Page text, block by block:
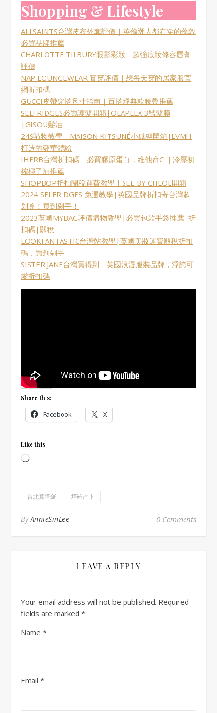
Shopping & Lifestyle
ALLSAINTS台灣皮衣外套評價｜英倫潮人都在穿的倫敦
必買品牌推薦
CHARLOTTE TILBURY眼影彩妝｜超強底妝修容唇膏
評價
NAP LOUNGEWEAR 實穿評價｜想每天穿的居家服官
網折扣碼
GUCCI皮帶穿搭尺寸指南｜百搭經典款腰帶推薦
SELFRIDGES必買護髮開箱|OLAPLEX 3號髮膜
|GISOU髮油
24S購物教學｜MAISON KITSUNÉ小狐狸開箱|LVMH
打造的奢華體驗
IHERB台灣折扣碼｜必買膠原蛋白，維他命C ｜冷壓初
榨椰子油推薦
SHOPBOP折扣關稅運費教學｜SEE BY CHLOE開箱
2024 SELFRIDGES 免運教學|英國品牌折扣寄台灣超
划算！買到剁手！
2023英國MYBAG評價購物教學|必買包款手袋推薦|折
扣碼|關稅
LOOKFANTASTIC台灣站教學|英國美妝運費關稅折扣
碼，買到剁手
SISTER JANE台灣買得到｜英國浪漫服裝品牌，浮誇可
愛折扣碼
Share this:
Facebook X
Like this:
Loading…
台北算塔羅 塔羅占卜
By AnnieSinLee 0 Comments
LEAVE A REPLY
Your email address will not be published. Required
fields are marked *
Name *
Email *